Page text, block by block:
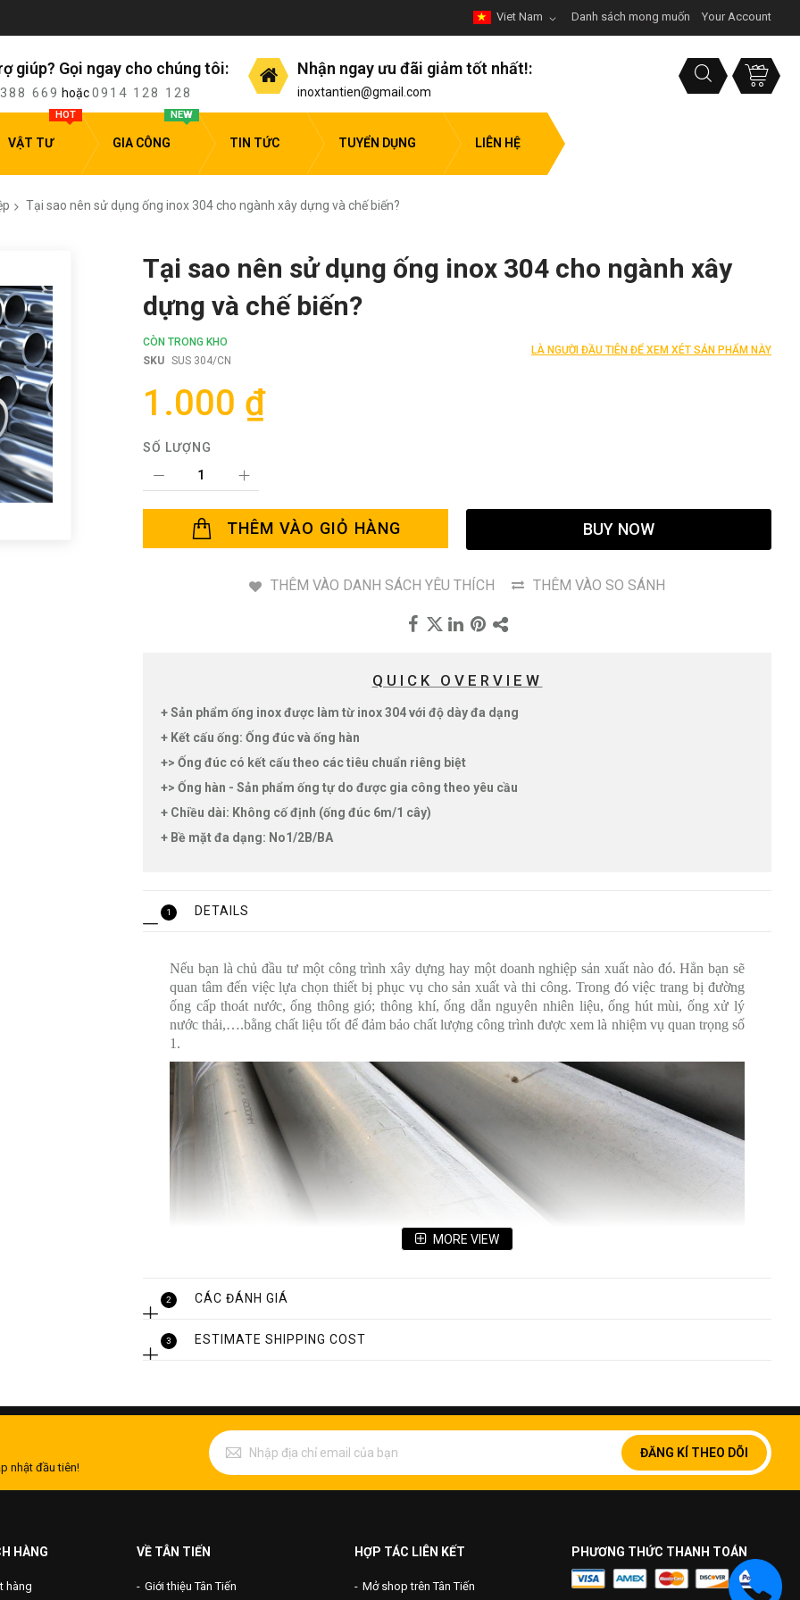
Danh sách mong muốn Your Account
Viet Nam
giúp? Gọi ngay cho chúng tôi:
669 hoặc0914 128 128
Nhận ngay ưu đãi giảm tốt nhất!:
inoxtantien@gmail.com
VẬT TƯ
HOT
GIA CÔNG
NEW
TIN TỨC TUYỂN DỤNG LIÊN HỆ
Tại sao nên sử dụng ống inox 304 cho ngành xây dựng và chế biến?
Tại sao nên sử dụng ống inox 304 cho ngành xây
dựng và chế biến?
CÒN TRONG KHO
SKU SUS 304/CN
LÀ NGƯỜI ĐẦU TIÊN ĐỂ XEM XÉT SẢN PHẨM NÀY
1.000 ₫
SỐ LƯỢNG
THÊM VÀO GIỎ HÀNG BUY NOW
THÊM VÀO DANH SÁCH YÊU THÍCH THÊM VÀO SO SÁNH
QUICK OVERVIEW
+ Sản phẩm ống inox được làm từ inox 304 với độ dày đa dạng
+ Kết cấu ống: Ống đúc và ống hàn
+> Ống đúc có kết cấu theo các tiêu chuẩn riêng biệt
+> Ống hàn - Sản phẩm ống tự do được gia công theo yêu cầu
+ Chiều dài: Không cố định (ống đúc 6m/1 cây)
+ Bề mặt đa dạng: No1/2B/BA
1 DETAILS
Nếu bạn là chủ đầu tư một công trình xây dựng hay một doanh nghiệp sản xuất nào đó. Hẳn bạn sẽ
quan tâm đến việc lựa chọn thiết bị phục vụ cho sản xuất và thi công. Trong đó việc trang bị đường
ống cấp thoát nước, ống thông gió; thông khí, ống dẫn nguyên nhiên liệu, ống hút mùi, ống xử lý
nước thải,….bằng chất liệu tốt để đảm bảo chất lượng công trình được xem là nhiệm vụ quan trọng số
1.
MORE VIEW
2 CÁC ĐÁNH GIÁ
3 ESTIMATE SHIPPING COST
nhật đầu tiên!
ĐĂNG KÍ THEO DÕI
HÀNG
hàng
VỀ TÂN TIẾN
Giới thiệu Tân Tiến
HỢP TÁC LIÊN KẾT
Mở shop trên Tân Tiến
PHƯƠNG THỨC THANH TOÁN